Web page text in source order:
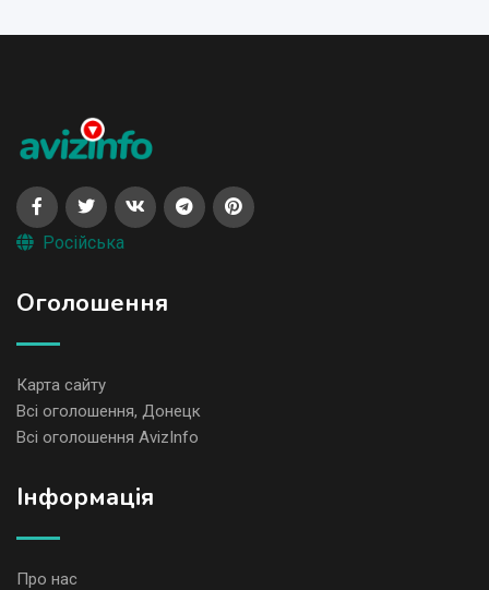
Російська
Оголошення
Карта сайту
Всі оголошення, Донецк
Всі оголошення AvizInfo
Iнформація
Про нас